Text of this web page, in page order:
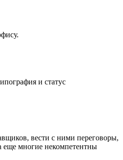
и статус
вести с ними переговоры,
еще многие некомпетентны